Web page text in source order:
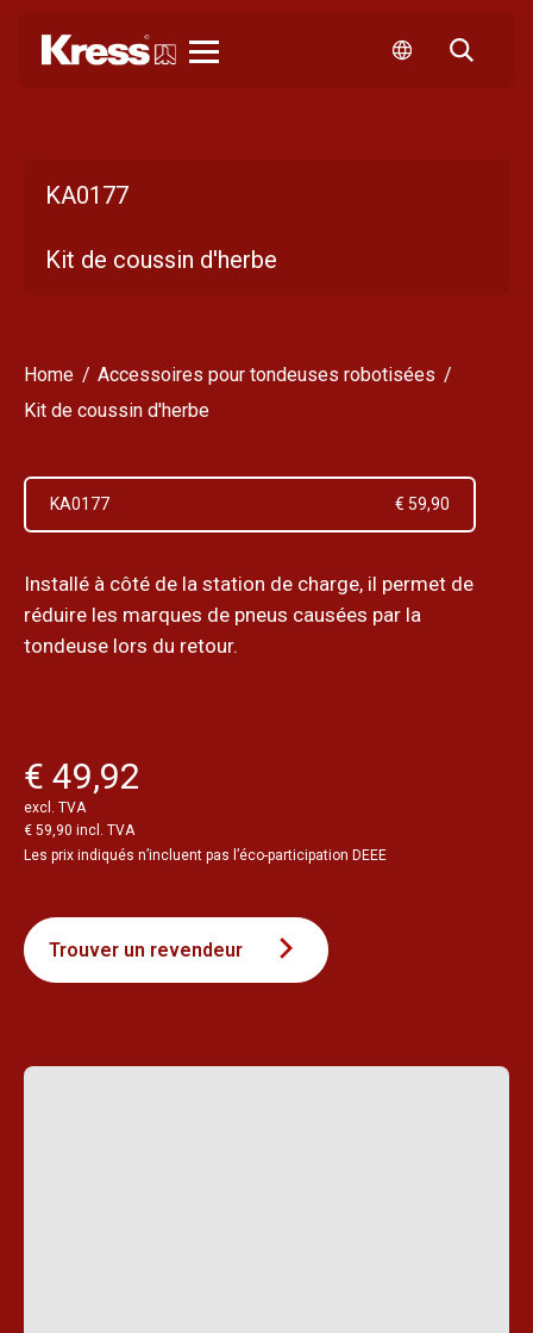
KA0177
Kit de coussin d'herbe
Home
Accessoires pour tondeuses robotisées
Kit de coussin d'herbe
KA0177 € 59,90
Installé à côté de la station de charge, il permet de
réduire les marques de pneus causées par la
tondeuse lors du retour.
€ 49,92
excl. TVA
€ 59,90 incl. TVA
Les prix indiqués n’incluent pas l’éco-participation DEEE
Trouver un revendeur